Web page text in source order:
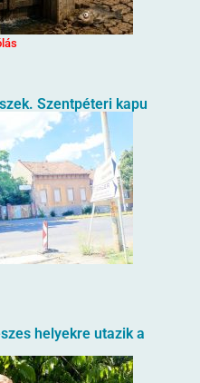
Szentpéteri kapu
helyekre utazik a